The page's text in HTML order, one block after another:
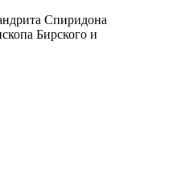
Спиридона
Бирского и